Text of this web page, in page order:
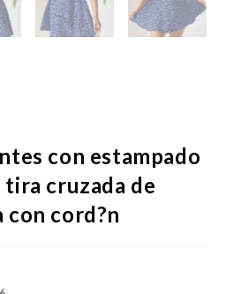
con estampado
tira cruzada de
con cord?n